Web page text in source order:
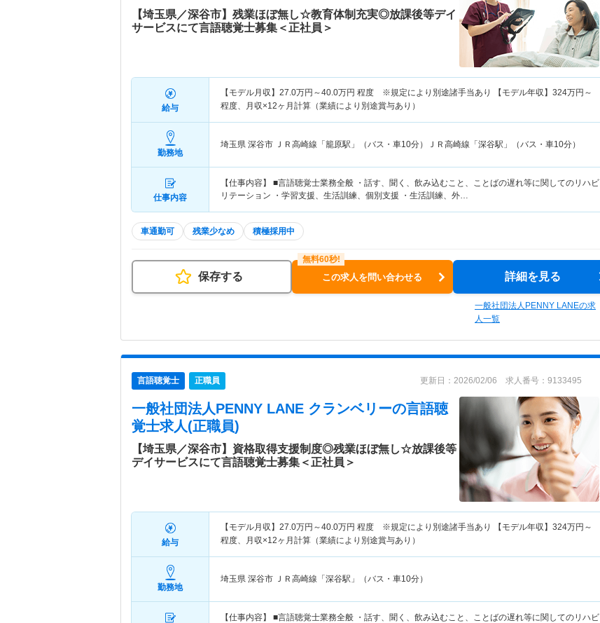
【埼玉県／深谷市】残業ほぼ無し☆教育体制充実◎放課後等デイ
サービスにて言語聴覚士募集＜正社員＞
給与
【モデル月収】 27.0万円～40.0万円 程度 ※規定により別途諸手当あり 【モデル年収】 324万円～
程度、月収×12ヶ月計算（業績により別途賞与あり）
勤務地
埼玉県 深谷市 ＪＲ高崎線「籠原駅」（バス・車10分）ＪＲ高崎線「深谷駅」（バス・車10分）
仕事内容
【仕事内容】 ■言語聴覚士業務全般 ・話す、聞く、飲み込むこと、ことばの遅れ等に関してのリハビ
リテーション ・学習支援、生活訓練、個別支援 ・生活訓練、外…
車通勤可 残業少なめ 積極採用中
保存する この求人を問い合わせる 詳細を見る
一般社団法人PENNY LANEの求
人一覧
言語聴覚士 正職員 更新日：2026/02/06 求人番号：9133495
一般社団法人PENNY LANE クランベリーの言語聴
覚士求人(正職員)
【埼玉県／深谷市】資格取得支援制度◎残業ほぼ無し☆放課後等
デイサービスにて言語聴覚士募集＜正社員＞
給与
【モデル月収】 27.0万円～40.0万円 程度 ※規定により別途諸手当あり 【モデル年収】 324万円～
程度、月収×12ヶ月計算（業績により別途賞与あり）
勤務地
埼玉県 深谷市 ＪＲ高崎線「深谷駅」（バス・車10分）
【仕事内容】 ■言語聴覚士業務全般 ・話す、聞く、飲み込むこと、ことばの遅れ等に関してのリハビ